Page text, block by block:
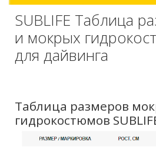
SUBLIFE Таблица
и мокрых
для дайвинга
Таблица размеров
гидрокостюмов